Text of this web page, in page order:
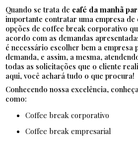
Quando se trata de café da manhã
importante contratar uma empresa de
opções de coffee break corporativo
acordo com as demandas
é necessário escolher bem a empresa
demanda, e assim, a mesma,
todas as solicitações que o cliente
aqui, você achará tudo o que procura!
Conhecendo nossa excelência,
como:
coffee break corporativo
coffee break empresarial